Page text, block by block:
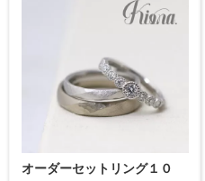
オーダーセットリング１０